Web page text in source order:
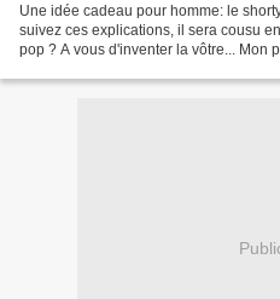
Une idée cadeau pour homme: le
suivez ces explications, il sera cousu
pop ? A vous d'inventer la vôtre... Mon